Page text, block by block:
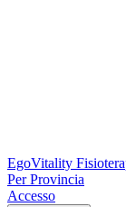
EgoVitality
Per Provincia
Accesso